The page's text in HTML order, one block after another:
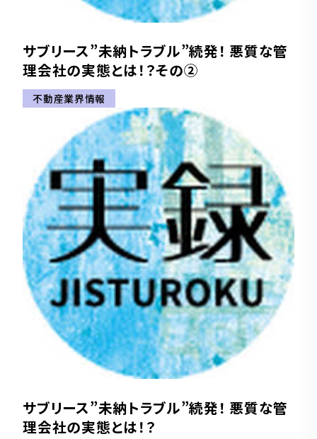
サブリース”未納トラブル”続発！ 悪質な管
理会社の実態とは！？その②
不動産業界情報
サブリース”未納トラブル”続発！ 悪質な管
理会社の実態とは！？